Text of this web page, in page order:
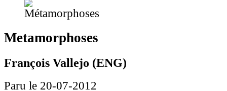
Metamorphoses
François Vallejo (ENG)
Paru le 20-07-2012